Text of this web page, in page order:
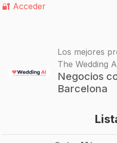
🔐 Acceder
Los mejores
The Wedding
Negocios
Barcelona